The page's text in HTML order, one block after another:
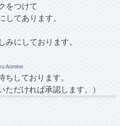
をつけて
してあります。
みにしております。
Aomine
ちしております。
ただければ承認します。）